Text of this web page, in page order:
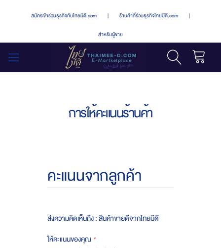
สมัครเข้าร่วมธุรกิจกับไทยมีดี.com | ร้านค้าที่ร่วมธุรกิจไทยมีดี.com |
สำหรับผู้ขาย
การให้คะแนนร้านค้า
คะแนนจากลูกค้า
ส่งความคิดเห็นถึง : สินค้าขายดีจากไทยมีดี
ให้คะแนนของคุณ